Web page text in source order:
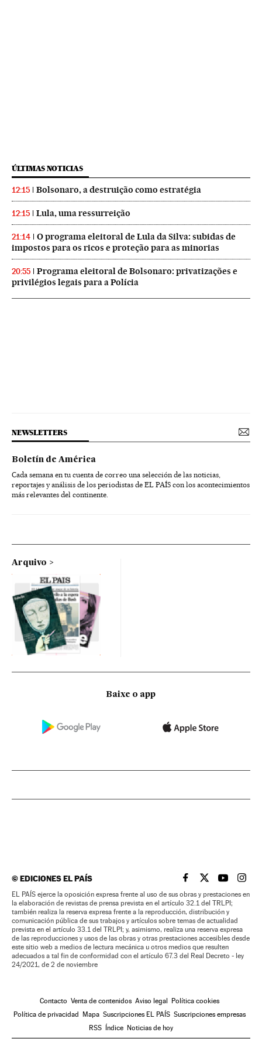
ÚLTIMAS NOTICIAS
12:15 Bolsonaro, a destruição como estratégia
12:15 Lula, uma ressurreição
21:14
O programa eleitoral de Lula da Silva: subidas de
impostos para os ricos e proteção para as minorias
20:55
Programa eleitoral de Bolsonaro: privatizações e
privilégios legais para a Polícia
NEWSLETTERS
Boletín de América
Cada semana en tu cuenta de correo una selección de las noticias,
reportajes y análisis de los periodistas de EL PAÍS con los acontecimientos
más relevantes del continente.
Arquivo
Baixe o app
©EDICIONES EL PAÍS EL PAÍS BRASIL EN
EL PAÍSEL PAÍS
EL
EL PAÍS ejerce la oposición expresa frente al uso de sus obras y prestaciones en
la elaboración de revistas de prensa prevista en el artículo 32.1 del TRLPI;
también realiza la reserva expresa frente a la reproducción, distribución y
comunicación pública de sus trabajos y artículos sobre temas de actualidad
prevista en el artículo 33.1 del TRLPI; y, asimismo, realiza una reserva expresa
de las reproducciones y usos de las obras y otras prestaciones accesibles desde
este sitio web a medios de lectura mecánica u otros medios que resulten
adecuados a tal fin de conformidad con el artículo 67.3 del Real Decreto - ley
24/2021, de 2 de noviembre
Contacto Venta de contenidos Aviso legal Política cookies
Política de privacidad Mapa Suscripciones EL PAÍS Suscripciones empresas
RSS Índice Noticias de hoy